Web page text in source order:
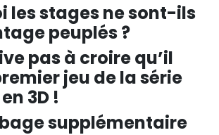
les stages ne sont-ils
peuplés ?
pas à croire qu’il
jeu de la série
3D !
supplémentaire